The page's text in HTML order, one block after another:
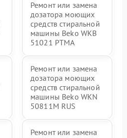
Ремонт или замена
дозатора моющих
средств стиральной
машины Beko WKB
51021 PTМА
Ремонт или замена
дозатора моющих
средств стиральной
машины Beko WKN
50811M RUS
Ремонт или замена